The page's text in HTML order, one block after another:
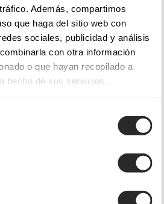
Además, compartimos
que haga del sitio web con
sociales, publicidad y análisis
con otra información
o que hayan recopilado a
hecho de sus servicios.